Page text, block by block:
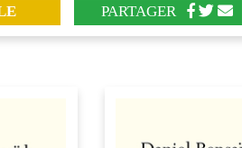
PARTAGER